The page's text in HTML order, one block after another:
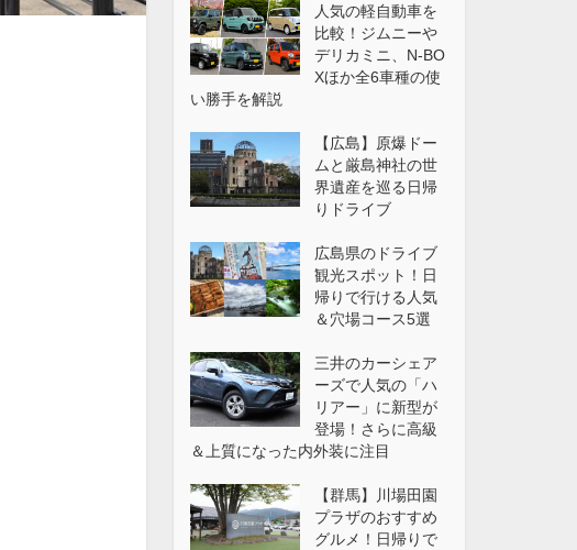
人気の軽自動車を
比較！ジムニーや
デリカミニ、N-BO
Xほか全6車種の使
い勝手を解説
【広島】原爆ドー
ムと厳島神社の世
界遺産を巡る日帰
りドライブ
広島県のドライブ
観光スポット！日
帰りで行ける人気
＆穴場コース5選
三井のカーシェア
ーズで人気の「ハ
リアー」に新型が
登場！さらに高級
＆上質になった内外装に注目
【群馬】川場田園
プラザのおすすめ
グルメ！日帰りで